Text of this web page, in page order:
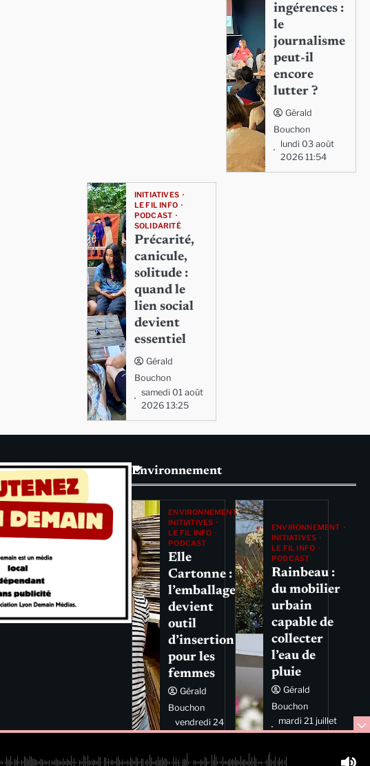
ingérences :
le
journalisme
peut-il
encore
lutter ?
Gérald
Bouchon
lundi 03 août
2026 11:54
INITIATIVES
LE FIL INFO
PODCAST
SOLIDARITÉ
Précarité,
canicule,
solitude :
quand le
lien social
devient
essentiel
Gérald
Bouchon
samedi 01 août
2026 13:25
Environnement
ENVIRONNEMENT
INITIATIVES
LE FIL INFO
PODCAST
Elle
Cartonne :
l’emballage
devient
outil
d’insertion
pour les
femmes
Gérald
Bouchon
vendredi 24
juillet 2026
ENVIRONNEMENT
INITIATIVES
LE FIL INFO
PODCAST
Rainbeau :
du mobilier
urbain
capable de
collecter
l’eau de
pluie
Gérald
Bouchon
mardi 21 juillet
2026 11:44